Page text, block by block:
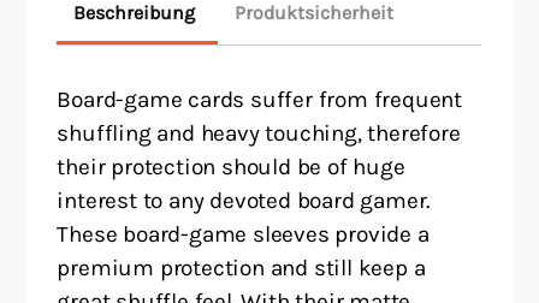
Sleeves
x
•
71
mm
Clear
Menge
Beschreibung Produktsicherheit
Board-game cards suffer from frequent
shuffling and heavy touching, therefore
their protection should be of huge
interest to any devoted board gamer.
These board-game sleeves provide a
premium protection and still keep a